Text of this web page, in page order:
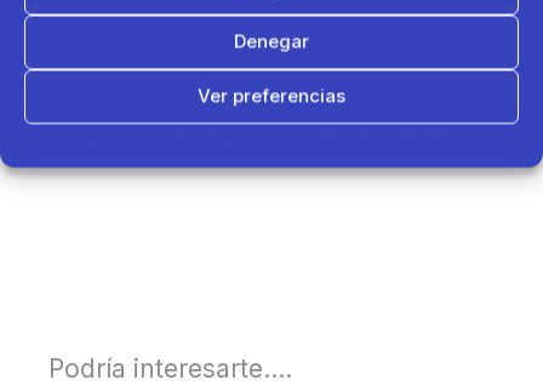
Denegar
Ver preferencias
Podría interesarte....